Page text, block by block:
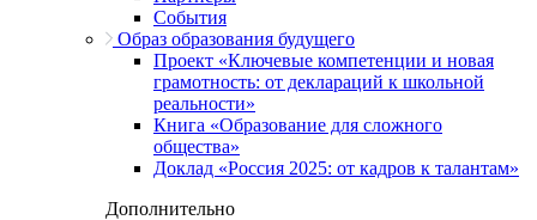
События
Образ образования будущего
Проект «Ключевые компетенции и новая
грамотность: от деклараций к школьной
реальности»
Книга «Образование для сложного
общества»
Доклад «Россия 2025: от кадров к талантам»
Дополнительно